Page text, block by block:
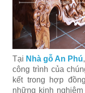
Tại Nhà gỗ An Phú
công trình của
kết trong hợp
những kinh